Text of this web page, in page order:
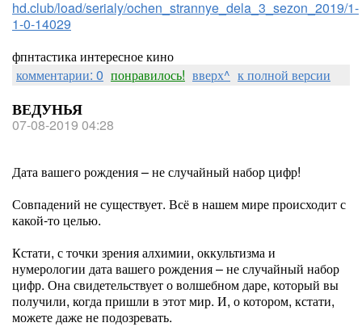
hd.club/load/serialy/ochen_strannye_dela_3_sezon_2019/1-
1-0-14029
фпнтастика интересное кино
комментарии: 0 понравилось! вверх^ к полной версии
ВЕДУНЬЯ
07-08-2019 04:28
Дата вашего рождения – не случайный набор цифр!
Совпадений не существует. Всё в нашем мире происходит с
какой-то целью.
Кстати, с точки зрения алхимии, оккультизма и
нумерологии дата вашего рождения – не случайный набор
цифр. Она свидетельствует о волшебном даре, который вы
получили, когда пришли в этот мир. И, о котором, кстати,
можете даже не подозревать.